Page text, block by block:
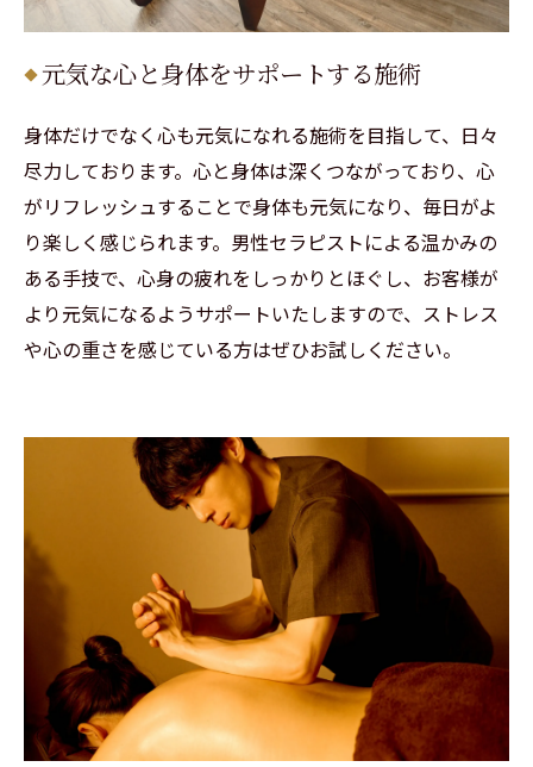
元気な心と身体をサポートする施術
身体だけでなく心も元気になれる施術を目指して、日々
尽力しております。心と身体は深くつながっており、心
がリフレッシュすることで身体も元気になり、毎日がよ
り楽しく感じられます。男性セラピストによる温かみの
ある手技で、心身の疲れをしっかりとほぐし、お客様が
より元気になるようサポートいたしますので、ストレス
や心の重さを感じている方はぜひお試しください。
ご予約はこちらから
ご予約はこちらから